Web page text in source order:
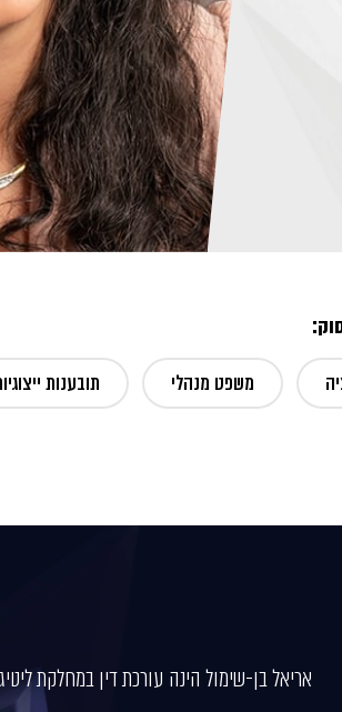
משפט מנהלי תובענות
אריאל בן-שימול הינה עורכת דין במחלקת